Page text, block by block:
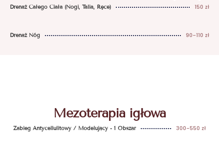
Drenaż Całego Ciała (nogi, Talia, Ręce) 150 zł
Drenaż Nóg 90-110 zł
Mezoterapia igłowa
Zabieg Antycellulitowy / Modelujący - 1 Obszar 300-550 zł